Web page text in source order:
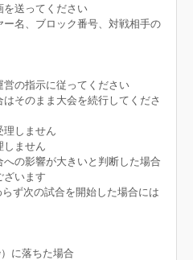
を送ってください
名、ブロック番号、対戦相手の
営の指示に従ってください
そのまま大会を続行してくださ
しません
しません
の影響が大きいと判断した場合
ざいます
ず次の試合を開始した場合には
に落ちた場合